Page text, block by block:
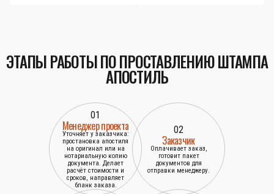
ЭТАПЫ РАБОТЫ ПО ПРОСТАВЛЕНИЮ ШТАМПА
АПОСТИЛЬ
01
Менеджер проекта
Уточняет у заказчика:
простановка апостиля
на оригинал или на
нотариальную копию
документа. Делает
расчёт стоимости и
сроков, направляет
бланк заказа.
02
Заказчик
Оплачивает заказ,
готовит пакет
документов для
отправки менеджеру.